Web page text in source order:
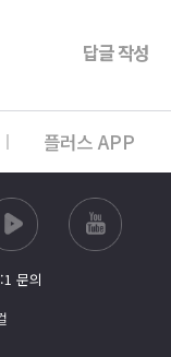
답글 작성
플러스 APP
문의